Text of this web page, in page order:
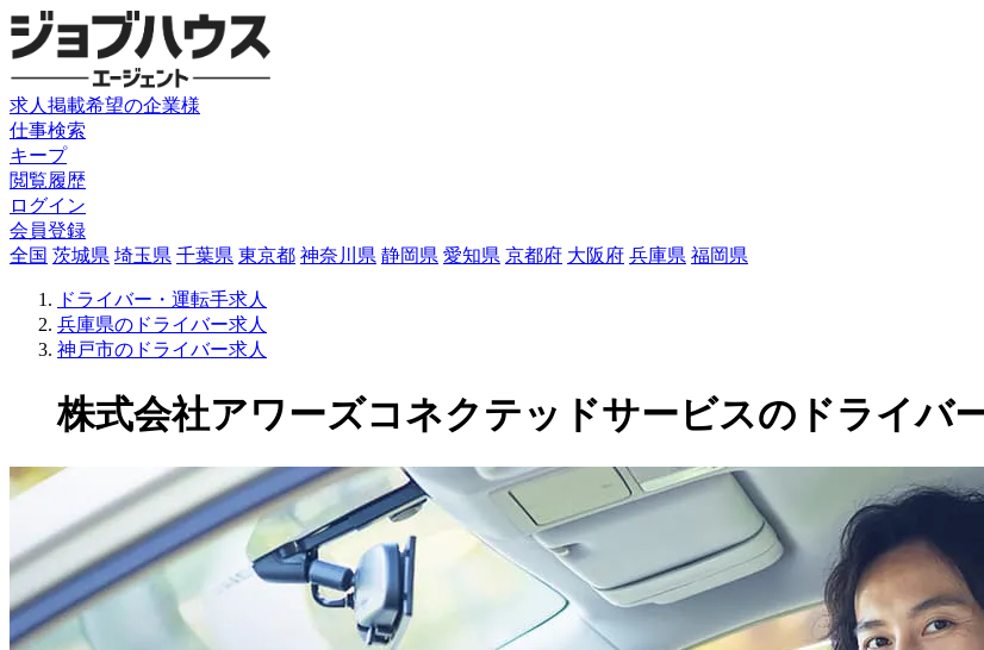
求人掲載希望の企業様
仕事検索
キープ
閲覧履歴
ログイン
会員登録
全国 茨城県 埼玉県 千葉県 東京都 神奈川県 静岡県 愛知県 京都府 大阪府 兵庫県 福岡県
ドライバー・運転手求人
兵庫県のドライバー求人
神戸市のドライバー求人
株式会社アワーズコネクテッドサービスのドライバ